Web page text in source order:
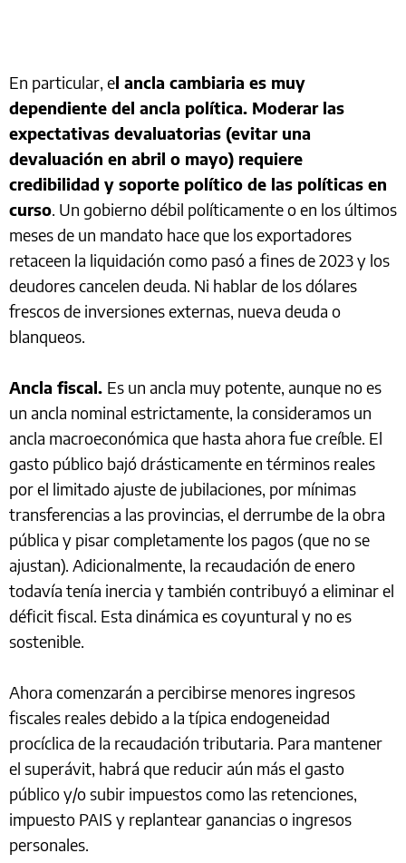
En particular, el ancla cambiaria es muy
dependiente del ancla política. Moderar las
expectativas devaluatorias (evitar una
devaluación en abril o mayo) requiere
credibilidad y soporte político de las políticas en
curso. Un gobierno débil políticamente o en los últimos
meses de un mandato hace que los exportadores
retaceen la liquidación como pasó a fines de 2023 y los
deudores cancelen deuda. Ni hablar de los dólares
frescos de inversiones externas, nueva deuda o
blanqueos.
Ancla fiscal. Es un ancla muy potente, aunque no es
un ancla nominal estrictamente, la consideramos un
ancla macroeconómica que hasta ahora fue creíble. El
gasto público bajó drásticamente en términos reales
por el limitado ajuste de jubilaciones, por mínimas
transferencias a las provincias, el derrumbe de la obra
pública y pisar completamente los pagos (que no se
ajustan). Adicionalmente, la recaudación de enero
todavía tenía inercia y también contribuyó a eliminar el
déficit fiscal. Esta dinámica es coyuntural y no es
sostenible.
Ahora comenzarán a percibirse menores ingresos
fiscales reales debido a la típica endogeneidad
procíclica de la recaudación tributaria. Para mantener
el superávit, habrá que reducir aún más el gasto
público y/o subir impuestos como las retenciones,
impuesto PAIS y replantear ganancias o ingresos
personales.